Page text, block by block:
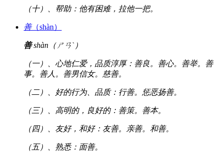
（十）、帮助：他有困难，拉他一把。
善（shàn）
善shàn（ㄕㄢˋ）
（一）、心地仁爱，品质淳厚：善良。善心。善举。善
事。善人。善男信女。慈善。
（二）、好的行为、品质：行善。惩恶扬善。
（三）、高明的，良好的：善策。善本。
（四）、友好，和好：友善。亲善。和善。
（五）、熟悉：面善。